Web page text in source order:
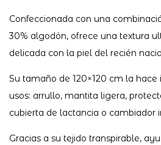
Confeccionada con una
30% algodón, ofrece una textura
delicada con la piel del recién
Su tamaño de 120×120 cm la
usos: arrullo, mantita ligera,
cubierta de lactancia o cambiador
Gracias a su tejido transpirable,